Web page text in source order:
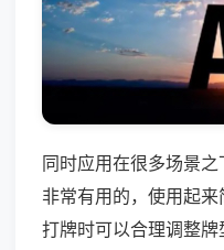
同时应用在很多场景
非常有用的，使用起
打牌时可以合理调整